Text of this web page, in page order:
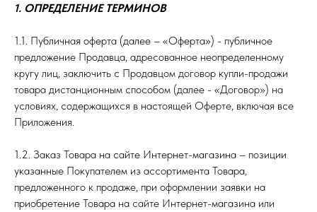
1. ОПРЕДЕЛЕНИЕ ТЕРМИНОВ
1.1. Публичная оферта (далее – «Оферта») - публичное
предложение Продавца, адресованное неопределенному
кругу лиц, заключить с Продавцом договор купли-продажи
товара дистанционным способом (далее - «Договор») на
условиях, содержащихся в настоящей Оферте, включая все
Приложения.
1.2. Заказ Товара на сайте Интернет-магазина – позиции
указанные Покупателем из ассортимента Товара,
предложенного к продаже, при оформлении заявки на
приобретение Товара на сайте Интернет-магазина или